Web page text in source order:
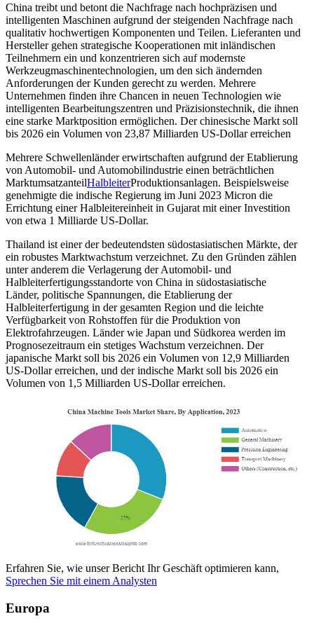
China treibt und betont die Nachfrage nach hochpräzisen und
intelligenten Maschinen aufgrund der steigenden Nachfrage nach
qualitativ hochwertigen Komponenten und Teilen. Lieferanten und
Hersteller gehen strategische Kooperationen mit inländischen
Teilnehmern ein und konzentrieren sich auf modernste
Werkzeugmaschinentechnologien, um den sich ändernden
Anforderungen der Kunden gerecht zu werden. Mehrere
Unternehmen finden ihre Chancen in neuen Technologien wie
intelligenten Bearbeitungszentren und Präzisionstechnik, die ihnen
eine starke Marktposition ermöglichen. Der chinesische Markt soll
bis 2026 ein Volumen von 23,87 Milliarden US-Dollar erreichen
Mehrere Schwellenländer erwirtschaften aufgrund der Etablierung
von Automobil- und Automobilindustrie einen beträchtlichen
MarktumsatzanteilHalbleiterProduktionsanlagen. Beispielsweise
genehmigte die indische Regierung im Juni 2023 Micron die
Errichtung einer Halbleitereinheit in Gujarat mit einer Investition
von etwa 1 Milliarde US-Dollar.
Thailand ist einer der bedeutendsten südostasiatischen Märkte, der
ein robustes Marktwachstum verzeichnet. Zu den Gründen zählen
unter anderem die Verlagerung der Automobil- und
Halbleiterfertigungsstandorte von China in südostasiatische
Länder, politische Spannungen, die Etablierung der
Halbleiterfertigung in der gesamten Region und die leichte
Verfügbarkeit von Rohstoffen für die Produktion von
Elektrofahrzeugen. Länder wie Japan und Südkorea werden im
Prognosezeitraum ein stetiges Wachstum verzeichnen. Der
japanische Markt soll bis 2026 ein Volumen von 12,9 Milliarden
US-Dollar erreichen, und der indische Markt soll bis 2026 ein
Volumen von 1,5 Milliarden US-Dollar erreichen.
Erfahren Sie, wie unser Bericht Ihr Geschäft optimieren kann,
Sprechen Sie mit einem Analysten
Europa